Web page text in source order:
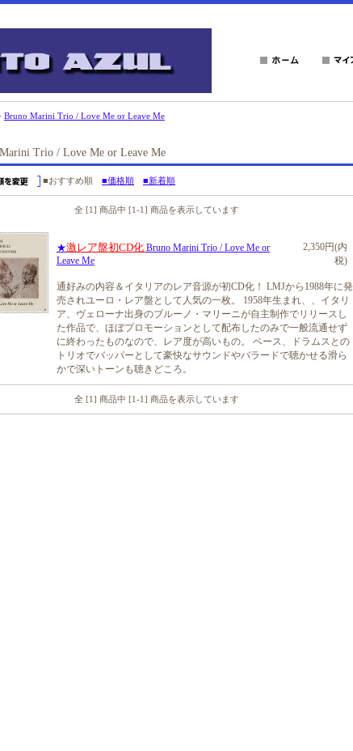
Bruno Marini Trio / Love Me or Leave Me
Trio / Love Me or Leave Me
■おすすめ順 ■価格順 ■新着順
全 [1] 商品中 [1-1] 商品を表示しています
★激レア盤初CD化 Bruno Marini Trio / Love Me or
Leave Me
2,350円(内
税)
通好みの内容＆イタリアのレア音源が初CD化！ LMJから1988年に発
売されユーロ・レア盤として人気の一枚。 1958年生まれ、、イタリ
ア、ヴェローナ出身のブルーノ・マリーニが自主制作でリリースし
た作品で、ほぼプロモーションとして配布したのみで一般流通せず
に終わったものなので、レア度が高いもの。 ベース、ドラムスとの
トリオでバッパーとして豪快なサウンドやバラードで聴かせる滑ら
かで深いトーンも聴きどころ。
全 [1] 商品中 [1-1] 商品を表示しています